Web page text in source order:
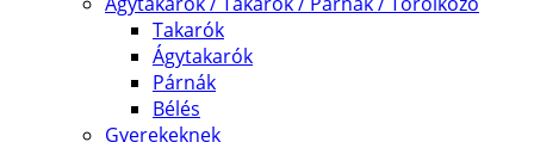
Takarók
Ágytakarók
Párnák
Bélés
Gyerekeknek